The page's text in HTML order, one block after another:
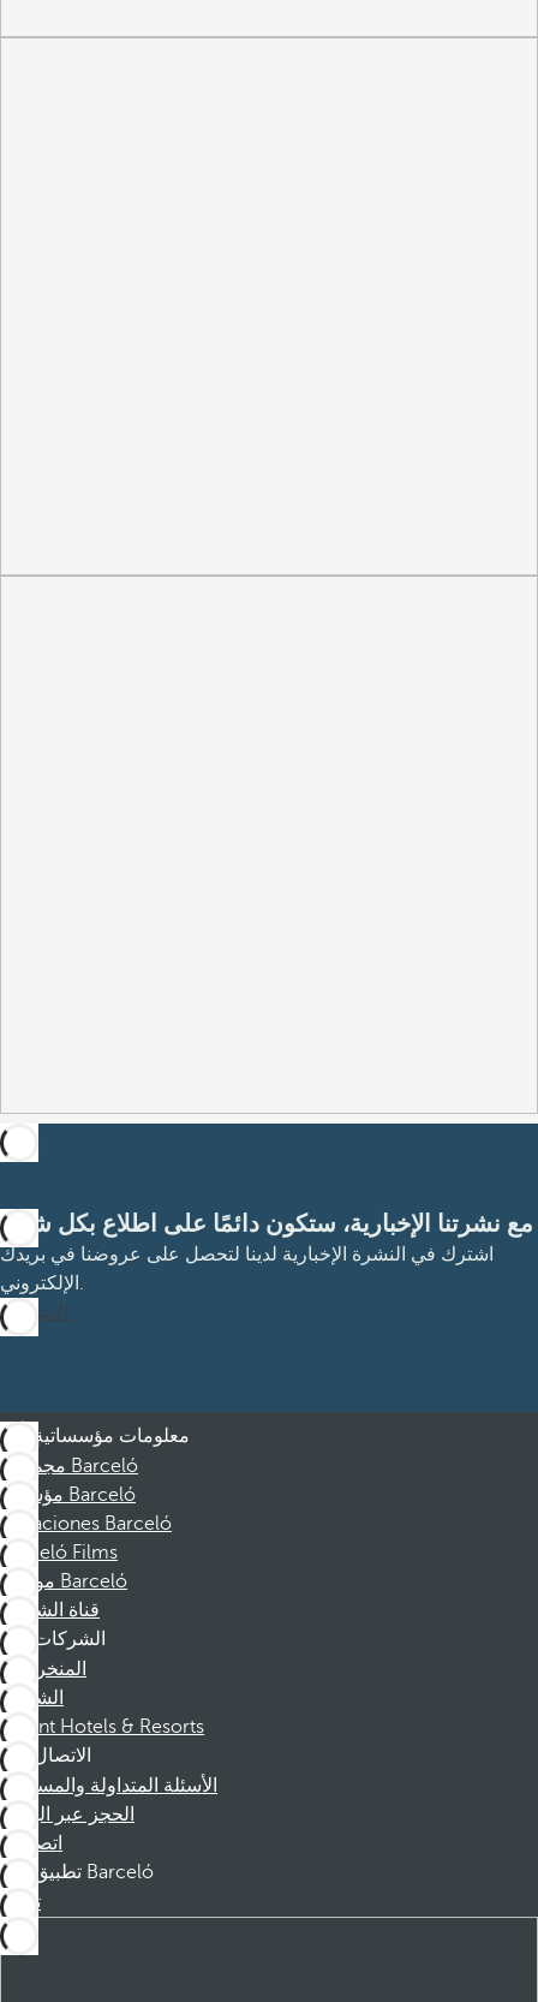
مع نشرتنا الإخبارية، ستكون دائمًا على اطلاع بكل شيء
اشترك في النشرة الإخبارية لدينا لتحصل على عروضنا في بريدك
الإلكتروني.
الاشتراك
معلومات مؤسساتية
مجموعة Barceló
مؤسسة Barceló
Vacaciones Barceló
Barceló Films
موظفو Barceló
قناة الشكوى
الشركات
المنخرطين
الشركاء
Dorint Hotels & Resorts
الاتصال
الأسئلة المتداولة والمساعدة
الحجز عبر الهاتف
اتصل بنا
تطبيق Barceló
تنزيل